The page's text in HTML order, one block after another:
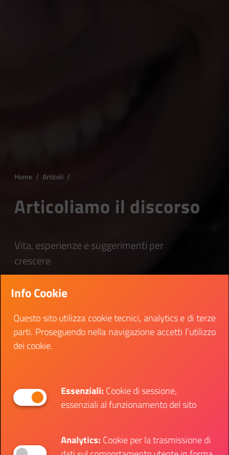
Home / Articoli /
Articoliamo il discorso
Vita, esperienze e suggerimenti per
crescere
Info Cookie
Questo sito utilizza cookie tecnici, analytics e di terze
parti. Proseguendo nella navigazione accetti l’utilizzo
dei cookie.
Essenziali:Cookie di sessione,
essenziali al funzionamento del sito
Analytics:Cookie per la trasmissione di